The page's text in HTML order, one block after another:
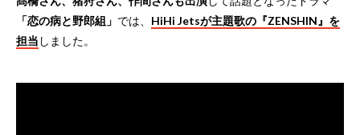
「恋の病と野郎組」 では、 HiHi Jetsが主題歌の『ZENSHIN』を
担当 しました。